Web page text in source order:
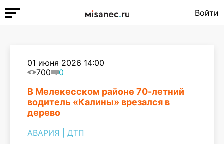
Войти
01 июня 2026 14:00
700
0
В Мелекесском районе 70-летний
водитель «Калины» врезался в
дерево
АВАРИЯ ДТП